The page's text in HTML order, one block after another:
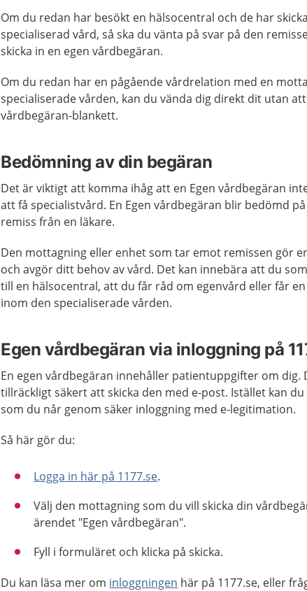
Om du redan har besökt en hälsocentral och de har
specialiserad vård, så ska du vänta på svar på den
skicka in en egen vårdbegäran.
Om du redan har en pågående vårdrelation med en
specialiserade vården, kan du vända dig direkt dit utan
vårdbegäran-blankett.
Bedömning av din begäran
Det är viktigt att komma ihåg att en Egen vårdbegäran
att få specialistvård. En Egen vårdbegäran blir bedömd
remiss från en läkare.
Den mottagning eller enhet som tar emot remissen gör
och avgör ditt behov av vård. Det kan innebära att du
till en hälsocentral, att du får råd om egenvård eller får
inom den specialiserade vården.
Egen vårdbegäran via inloggning på
En egen vårdbegäran innehåller patientuppgifter om dig.
tillräckligt säkert att skicka den med e-post. Istället kan
som du når genom säker inloggning med e-legitimation.
Så här gör du:
Logga in här på 1177.se.
Välj den mottagning som du vill skicka din
ärendet "Egen vårdbegäran".
Fyll i formuläret och klicka på skicka.
Du kan läsa mer om inloggningen här på 1177.se, eller